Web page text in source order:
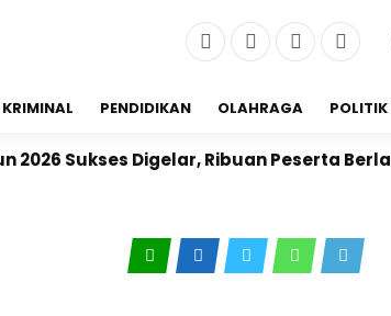
KRIMINAL PENDIDIKAN OLAHRAGA POLITIK
Sukses Digelar, Ribuan Peserta Berlari